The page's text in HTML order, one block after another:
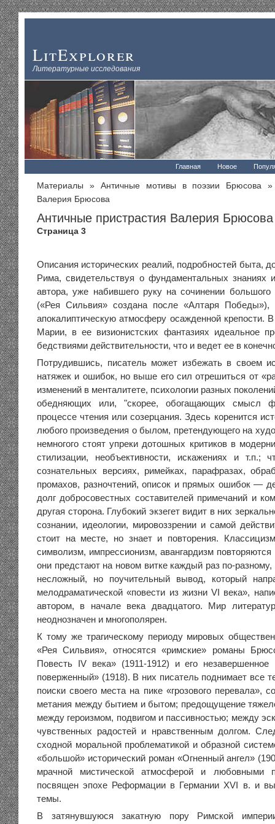
LitExplorer
Литературные исследования
Главная Новое
Материалы » Античные мотивы в поэзии Брюсова »
Валерия Брюсова
Античные пристрастия Валерия Брюсова
Страница 3
Описания исторических реалий, подробностей быта,
Рима, свидетельствуя о фундаментальных знаниях
автора, уже набившего руку на сочинении большого
(«Рея Сильвия» создана после «Алтаря Победы»),
апокалиптическую атмосферу осажденной крепости.
Марии, в ее визионистских фантазиях идеальное
бедствиями действительности, что и ведет ее в
Потрудившись, писатель может избежать в своем
натяжек и ошибок, но выше его сил отрешиться от
изменений в менталитете, психологии разных
обедняющих или, "скорее, обогащающих смысл
процессе чтения или созерцания. Здесь коренится
любого произведения о былом, претендующего на
немногого стоят упреки дотошных критиков в
стилизации, необъективности, искажениях и т.п.;
сознательных версиях, римейках, парафразах,
промахов, разночтений, описок и прямых ошибок —
долг добросовестных составителей примечаний и
другая сторона. Глубокий экзегет видит в них
сознании, идеологии, мировоззрении и самой
стоит на месте, но знает и повторения.
символизм, импрессионизм, авангардизм
они предстают на новом витке каждый раз по-
несложный, но поучительный вывод, который
мелодраматической «повести из жизни VI века»,
автором, в начале века двадцатого. Мир
неоднозначен и многополярен.
К тому же трагическому периоду мировых
«Рея Сильвия», относятся «римские» романы
Повесть IV века» (1911-1912) и его
поверженный» (1918). В них писатель поднимает все
поиски своего места на пике «грозового перевала»,
метания между бытием и бытом; предощущение
между героизмом, подвигом и пассивностью; между
чувственных радостей и нравственным долгом.
сходной моральной проблематикой и образной
«большой» исторический роман «Огненный ангел»
мрачной мистической атмосферой и любовными
посвящен эпохе Реформации в Германии XVI в. и
темы.
В затянувшуюся закатную пору Римской